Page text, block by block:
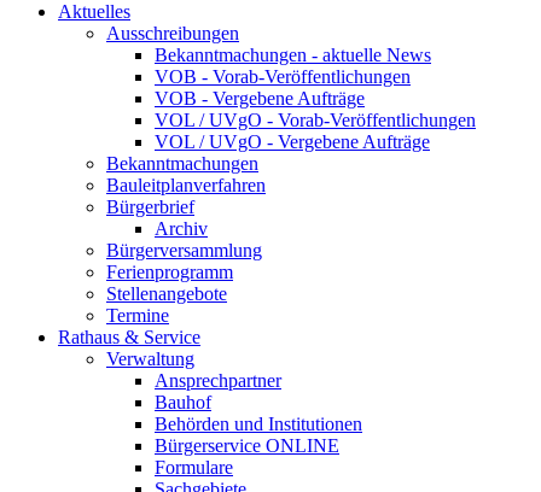
Aktuelles
Ausschreibungen
Bekanntmachungen - aktuelle News
VOB - Vorab-Veröffentlichungen
VOB - Vergebene Aufträge
VOL / UVgO - Vorab-Veröffentlichungen
VOL / UVgO - Vergebene Aufträge
Bekanntmachungen
Bauleitplanverfahren
Bürgerbrief
Archiv
Bürgerversammlung
Ferienprogramm
Stellenangebote
Termine
Rathaus & Service
Verwaltung
Ansprechpartner
Bauhof
Behörden und Institutionen
Bürgerservice ONLINE
Formulare